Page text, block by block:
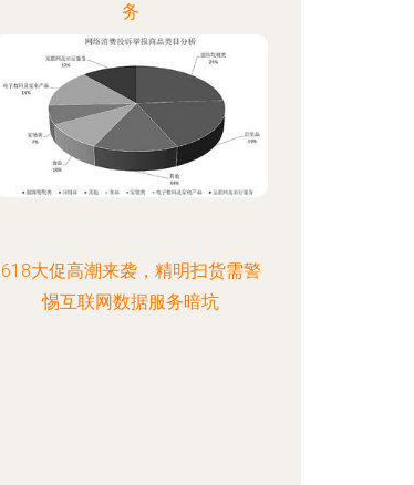
务
618大促高潮来袭，精明扫货需警
惕互联网数据服务暗坑